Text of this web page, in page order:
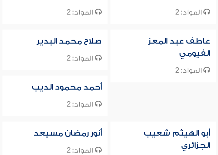
المواد: 2 المواد: 2
عاطف عبد المعز
الفيومي
المواد: 2
صلاح محمد البدير
المواد: 2
أحمد محمود الديب
المواد: 2
أبو الهيثم شعيب
الجزائري
أنور رمضان مسيعد
المواد: 2